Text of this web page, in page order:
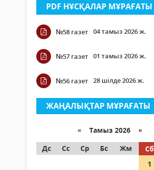
PDF НҰСҚАЛАР МҰРАҒАТЫ
№58 газет 04 тамыз 2026 ж.
№57 газет 01 тамыз 2026 ж.
№56 газет 28 шілде 2026 ж.
ЖАҢАЛЫҚТАР МҰРАҒАТЫ
« Тамыз 2026 »
Дс
Сс Ср Бс Жм Сб
1